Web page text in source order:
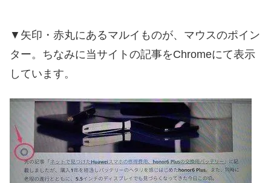
▼矢印・赤丸にあるマルイものが、マウスのポイン
ター。ちなみに当サイトの記事をChromeにて表示
しています。